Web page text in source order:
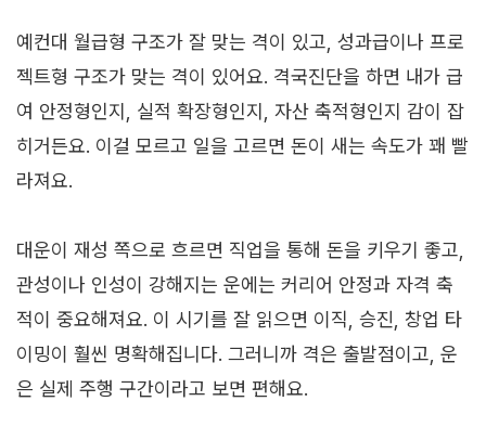
예컨대 월급형 구조가 잘 맞는 격이 있고, 성과급이나 프로
젝트형 구조가 맞는 격이 있어요. 격국진단을 하면 내가 급
여 안정형인지, 실적 확장형인지, 자산 축적형인지 감이 잡
히거든요. 이걸 모르고 일을 고르면 돈이 새는 속도가 꽤 빨
라져요.
대운이 재성 쪽으로 흐르면 직업을 통해 돈을 키우기 좋고,
관성이나 인성이 강해지는 운에는 커리어 안정과 자격 축
적이 중요해져요. 이 시기를 잘 읽으면 이직, 승진, 창업 타
이밍이 훨씬 명확해집니다. 그러니까 격은 출발점이고, 운
은 실제 주행 구간이라고 보면 편해요.